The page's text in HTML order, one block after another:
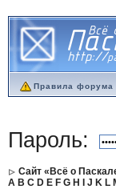
Правила форума
Пароль:
Сайт «Всё о
A B C D E F G H J K L